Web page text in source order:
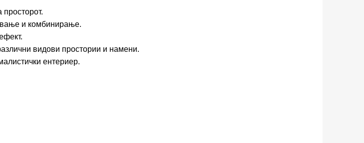
и комбинирање.
видови простории и намени.
ентериер.